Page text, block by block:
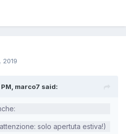
2019
marco7 said:
solo apertuta estiva!)